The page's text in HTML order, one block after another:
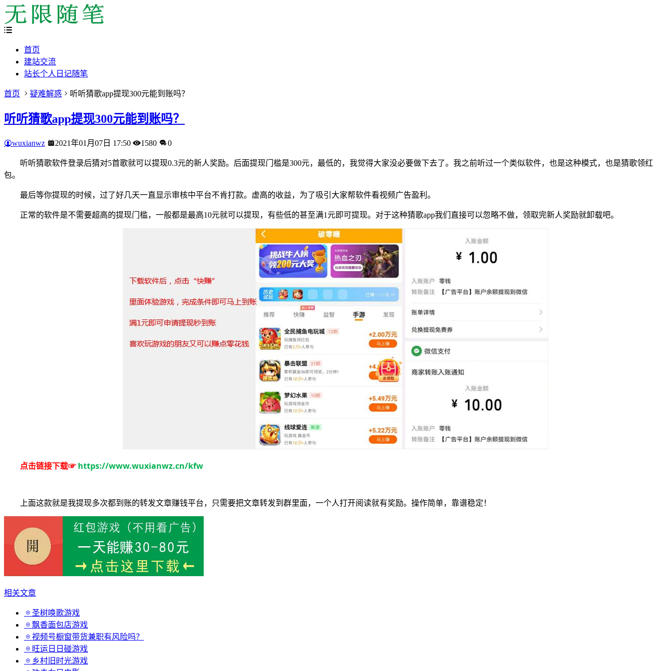
首页
建站交流
站长个人日记随笔
首页 疑难解惑 听听猜歌app提现300元能到账吗？
听听猜歌app提现300元能到账吗？
wuxianwz 2021年01月07日 17:50 1580 0
听听猜歌软件登录后猜对5首歌就可以提现0.3元的新人奖励。后面提现门槛是300元，最低的，我觉得大家没必要做下去了。我之前听过一个类似软件，也是这种模式，也是猜歌领红
包。
最后等你提现的时候，过了好几天一直显示审核中平台不肯打款。虚高的收益，为了吸引大家帮软件看视频广告盈利。
正常的软件是不需要超高的提现门槛，一般都是最高10元就可以提现，有些低的甚至满1元即可提现。对于这种猜歌app我们直接可以忽略不做，领取完新人奖励就卸载吧。
点击链接下载☞ https://www.wuxianwz.cn/kfw
上面这款就是我提现多次都到账的转发文章赚钱平台，只需要把文章转发到群里面，一个人打开阅读就有奖励。操作简单，靠谱稳定！
相关文章
圣树唤歌游戏
飘香面包店游戏
视频号橱窗带货兼职有风险吗？
旺运日日碰游戏
乡村旧时光游戏